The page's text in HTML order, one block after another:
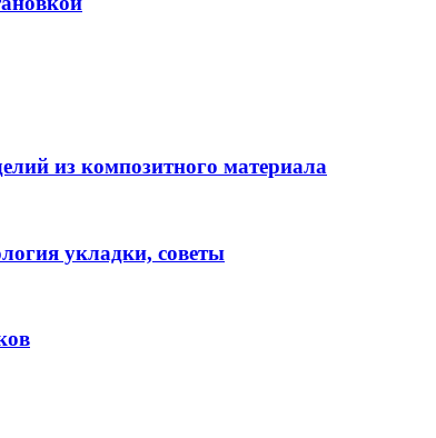
из композитного материала
укладки, советы